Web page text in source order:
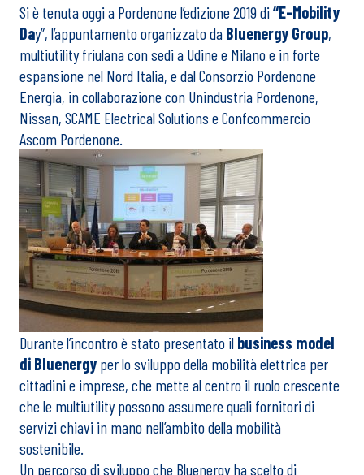
Si è tenuta oggi a Pordenone l’edizione 2019 di“E-Mobility
Day”, l’appuntamento organizzato da Bluenergy Group,
multiutility friulana con sedi a Udine e Milano e in forte
espansione nel Nord Italia, e dal Consorzio Pordenone
Energia, in collaborazione con Unindustria Pordenone,
Nissan, SCAME Electrical Solutions e Confcommercio
Ascom Pordenone.
Durante l’incontro è stato presentato il business model
di Bluenergy per lo sviluppo della mobilità elettrica per
cittadini e imprese, che mette al centro il ruolo crescente
che le multiutility possono assumere quali fornitori di
servizi chiavi in mano nell’ambito della mobilità
sostenibile.
Un percorso di sviluppo che Bluenergy ha scelto di